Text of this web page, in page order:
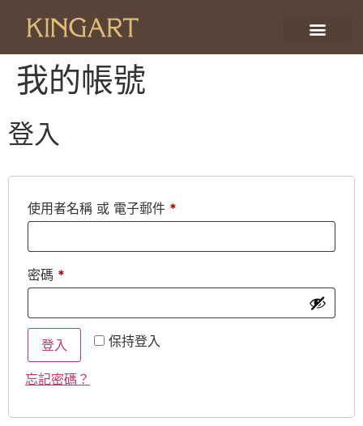
我的帳號
登入
使用者名稱 或 電子郵件 *
密碼 *
Alternative: 保持登入
登入
忘記密碼？